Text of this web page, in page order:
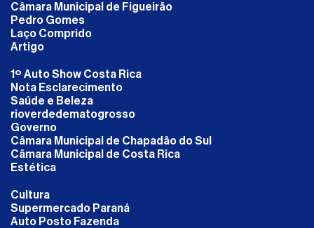
Câmara Municipal de Figueirão
Pedro Gomes
Laço Comprido
Artigo
1º Auto Show Costa Rica
Nota Esclarecimento
Saúde e Beleza
rioverdedematogrosso
Governo
Câmara Municipal de Chapadão do Sul
Câmara Municipal de Costa Rica
Estética
Cultura
Supermercado Paraná
Auto Posto Fazenda